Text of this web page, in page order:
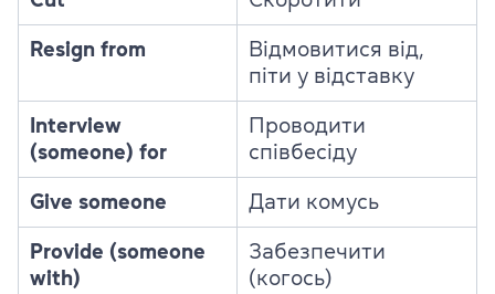
Resign from
Відмовитися від,
піти у відставку
Interview
(someone) for
Проводити
співбесіду
Give someone Дати комусь
Provide (someone
with)
Забезпечити
(когось)